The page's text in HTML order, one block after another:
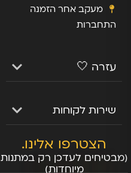
מעקב אחר הזמנה
התחברות
עזרה 🤍
שירות לקוחות
הצטרפו אלינו.
(מבטיחים לעדכן רק במתנות
מיוחדות)